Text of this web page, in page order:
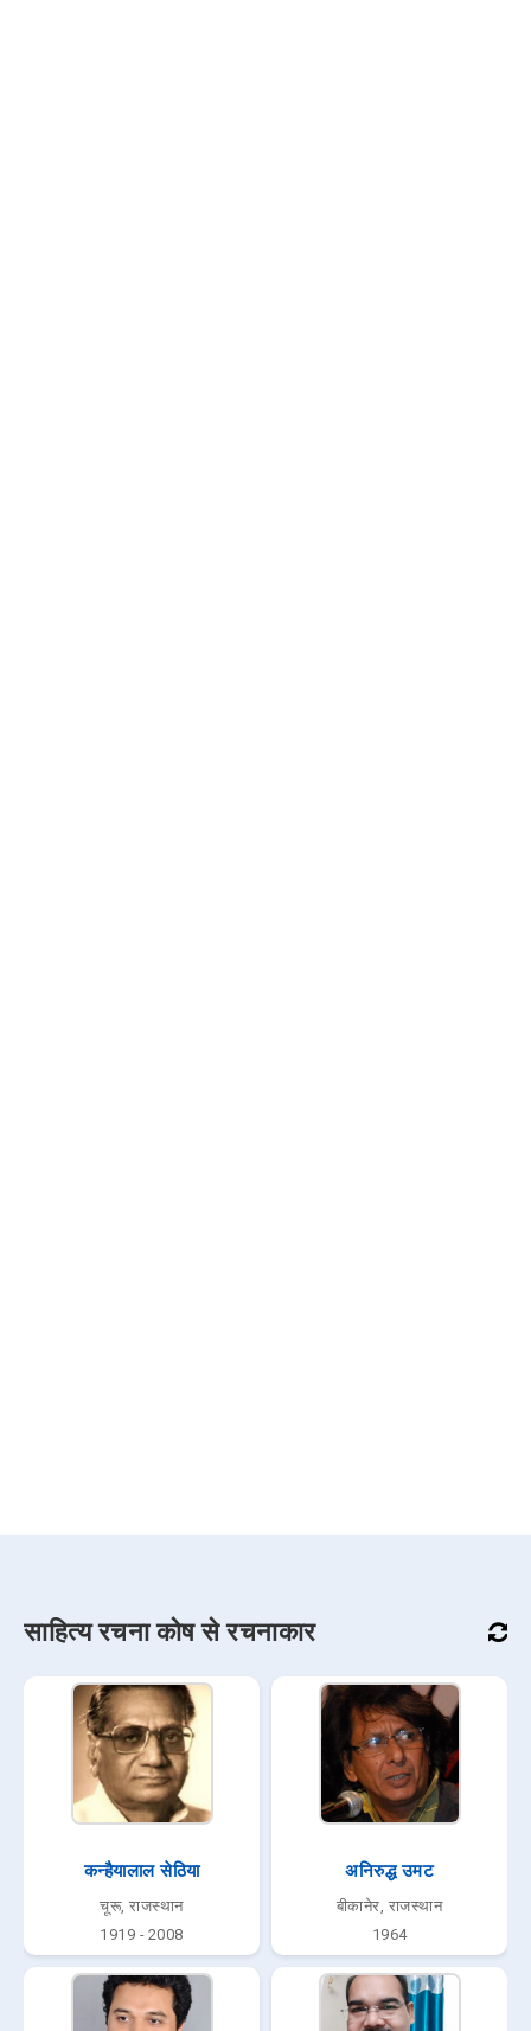
साहित्य रचना कोष से रचनाकार
कन्हैयालाल सेठिया
चूरू, राजस्थान
1919 - 2008
अनिरुद्ध उमट
बीकानेर, राजस्थान
1964